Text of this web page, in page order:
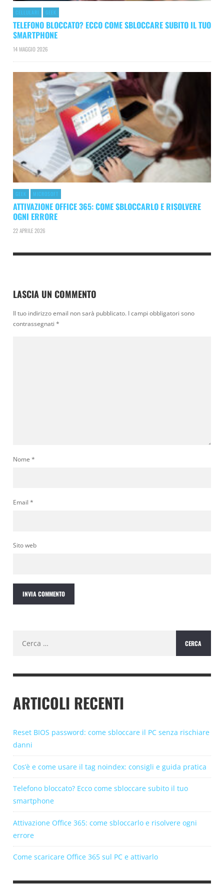
CELLULARI GEEK
TELEFONO BLOCCATO? ECCO COME SBLOCCARE SUBITO IL TUO
SMARTPHONE
14 MAGGIO 2026
GEEK MICROSOFT
ATTIVAZIONE OFFICE 365: COME SBLOCCARLO E RISOLVERE
OGNI ERRORE
22 APRILE 2026
LASCIA UN COMMENTO
Il tuo indirizzo email non sarà pubblicato. I campi obbligatori sono
contrassegnati *
Nome *
Email *
Sito web
per:
ARTICOLI RECENTI
Reset BIOS password: come sbloccare il PC senza rischiare
danni
Cos’è e come usare il tag noindex: consigli e guida pratica
Telefono bloccato? Ecco come sbloccare subito il tuo
smartphone
Attivazione Office 365: come sbloccarlo e risolvere ogni
errore
Come scaricare Office 365 sul PC e attivarlo